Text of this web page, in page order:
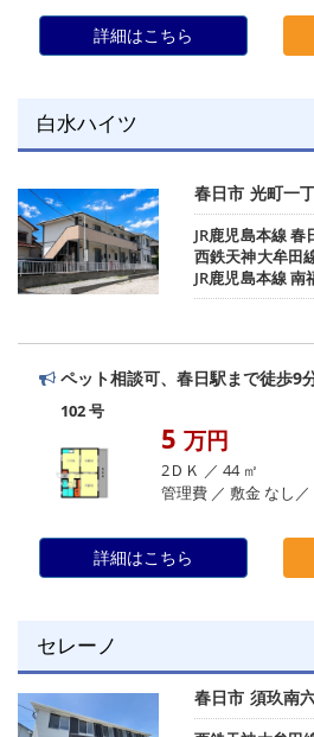
詳細はこちら
白水ハイツ
春日市 光町一
JR鹿児島本線春
西鉄天神大牟田
JR鹿児島本線南
ペット相談可、春日駅まで徒歩9
102 号
5 万円
2ＤＫ ／ 44 ㎡
管理費 ／ 敷金 なし／
詳細はこちら
セレーノ
春日市 須玖南